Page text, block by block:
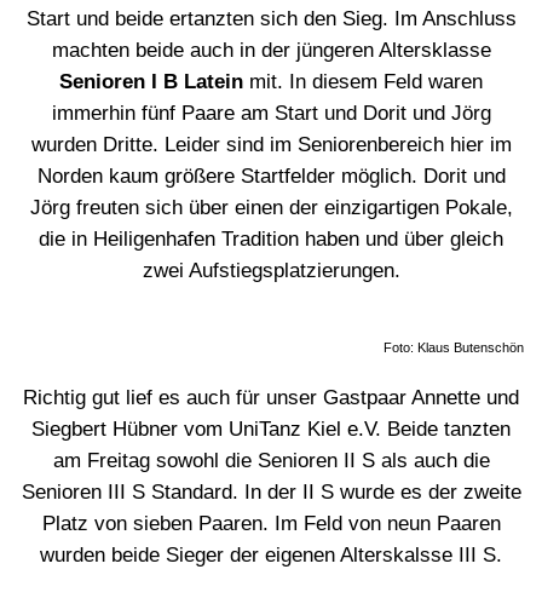
Start und beide ertanzten sich den Sieg. Im Anschluss
machten beide auch in der jüngeren Altersklasse
Senioren I B Latein mit. In diesem Feld waren
immerhin fünf Paare am Start und Dorit und Jörg
wurden Dritte. Leider sind im Seniorenbereich hier im
Norden kaum größere Startfelder möglich. Dorit und
Jörg freuten sich über einen der einzigartigen Pokale,
die in Heiligenhafen Tradition haben und über gleich
zwei Aufstiegsplatzierungen.
Foto: Klaus Butenschön
Richtig gut lief es auch für unser Gastpaar Annette und
Siegbert Hübner vom UniTanz Kiel e.V. Beide tanzten
am Freitag sowohl die Senioren II S als auch die
Senioren III S Standard. In der II S wurde es der zweite
Platz von sieben Paaren. Im Feld von neun Paaren
wurden beide Sieger der eigenen Alterskalsse III S.